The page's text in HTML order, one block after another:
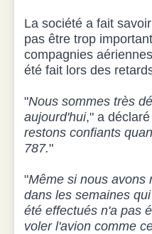
La société a fait
pas être trop
compagnies
été fait lors des
"Nous sommes très
aujourd'hui," a
restons confiants
787."
"Même si nous avons
dans les semaines
été effectués n'a pas
voler l'avion comme